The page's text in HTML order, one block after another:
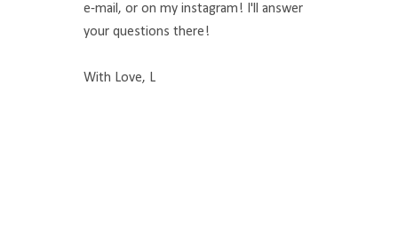
e-mail, or on my instagram! I'll answer
your questions there!
With Love, L